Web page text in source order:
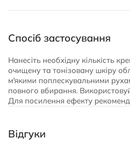
Спосіб застосування
Нанесіть необхідну кількість
очищену та тонізовану шкіру
м'якими поплескувальними
повного вбирання.
Для посилення ефекту
Відгуки